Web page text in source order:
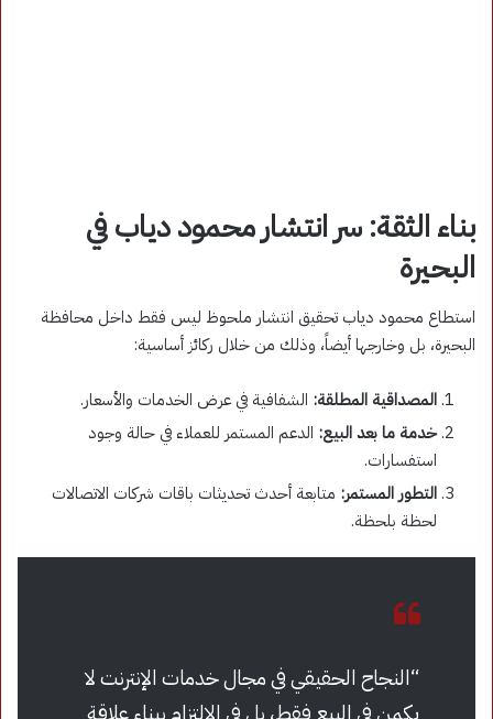
بناء الثقة: سر انتشار محمود دياب في
البحيرة
استطاع محمود دياب تحقيق انتشار ملحوظ ليس فقط داخل محافظة
البحيرة، بل وخارجها أيضاً، وذلك من خلال ركائز أساسية:
المصداقية المطلقة: الشفافية في عرض الخدمات والأسعار.
خدمة ما بعد البيع: الدعم المستمر للعملاء في حالة وجود
استفسارات.
التطور المستمر: متابعة أحدث تحديثات باقات شركات الاتصالات
لحظة بلحظة.
“النجاح الحقيقي في مجال خدمات الإنترنت لا
يكمن في البيع فقط، بل في الالتزام ببناء علاقة